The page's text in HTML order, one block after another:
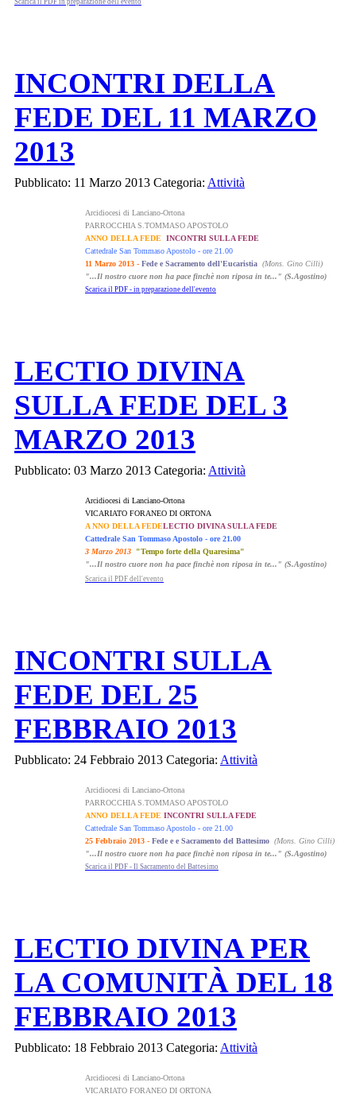
Scarica il PDF in preparazione dell'evento
INCONTRI DELLA
FEDE DEL 11 MARZO
2013
Pubblicato: 11 Marzo 2013 Categoria: Attività
Arcidiocesi di Lanciano-Ortona
PARROCCHIA S.TOMMASO APOSTOLO
ANNO DELLA FEDE INCONTRI SULLA FEDE
Cattedrale San Tommaso Apostolo - ore 21.00
11 Marzo 2013 - Fede e Sacramento dell'Eucaristia (Mons. Gino Cilli)
"...Il nostro cuore non ha pace finchè non riposa in te..." (S.Agostino)
Scarica il PDF - in preparazione dell'evento
LECTIO DIVINA
SULLA FEDE DEL 3
MARZO 2013
Pubblicato: 03 Marzo 2013 Categoria: Attività
Arcidiocesi di Lanciano-Ortona
VICARIATO FORANEO DI ORTONA
A NNO DELLA FEDELECTIO DIVINA SULLA FEDE
Cattedrale San Tommaso Apostolo - ore 21.00
3 Marzo 2013
"Tempo forte della Quaresima"
"...Il nostro cuore non ha pace finchè non riposa in te..." (S.Agostino)
Scarica il PDF dell'evento
INCONTRI SULLA
FEDE DEL 25
FEBBRAIO 2013
Pubblicato: 24 Febbraio 2013 Categoria: Attività
Arcidiocesi di Lanciano-Ortona
PARROCCHIA S.TOMMASO APOSTOLO
ANNO DELLA FEDE INCONTRI SULLA FEDE
Cattedrale San Tommaso Apostolo - ore 21.00
25 Febbraio 2013 - Fede e e Sacramento del Battesimo (Mons. Gino Cilli)
"...Il nostro cuore non ha pace finchè non riposa in te..." (S.Agostino)
Scarica il PDF - Il Sacramento del Battesimo
LECTIO DIVINA PER
LA COMUNITÀ DEL 18
FEBBRAIO 2013
Pubblicato: 18 Febbraio 2013 Categoria: Attività
Arcidiocesi di Lanciano-Ortona
VICARIATO FORANEO DI ORTONA